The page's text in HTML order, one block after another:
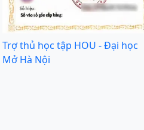
Trợ thủ học tập HOU - Đại học
Mở Hà Nội